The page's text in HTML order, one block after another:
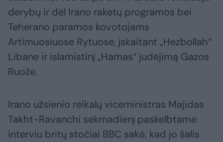
derybų ir dėl Irano raketų programos bei
Teherano paramos kovotojams
Artimuosiuose Rytuose, įskaitant „Hezbollah“
Libane ir islamistinį „Hamas“ judėjimą Gazos
Ruože.
Irano užsienio reikalų viceministras Majidas
Takht-Ravanchi sekmadienį paskelbtame
interviu britų stočiai BBC sakė, kad jo šalis